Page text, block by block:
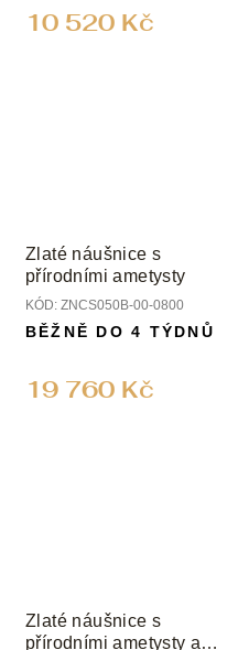
10 520 Kč
Zlaté náušnice s
přírodními ametysty
KÓD: ZNCS050B-00-0800
19 760 Kč
BĚŽNĚ DO 4 TÝDNŮ
Zlaté náušnice s
přírodními ametysty a